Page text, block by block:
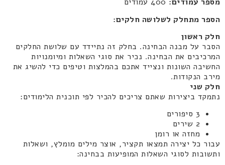
הספר מתחלק לשלושה חלקים:
חלק ראשון
הסבר על מבנה הבחינה. בחלק זה נתיידד עם שלושת החלקים
המרכיבים את הבחינה. נכיר את סוגי השאלות ומיומנויות
החשיבה השונות ונצייד אתכם בהמלצות וטיפים כדי להשיג את
מירב הנקודות.
חלק שני
נתמקד ביצירות שאתם צריכים להכיר לפי תוכנית הלימודים:
3 סיפורים
2 שירים
מחזה או רומן
עבור כל יצירה תמצאו תקציר, אוצר מילים מומלץ, ושאלות
ותשובות לסוגי השאלות המופיעות בבחינה: